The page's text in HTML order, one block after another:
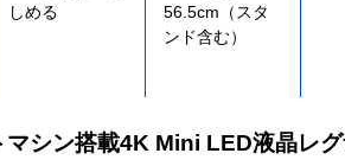
しめる
56.5cm（スタ
ンド含む）
シン搭載4K Mini LED液晶レ